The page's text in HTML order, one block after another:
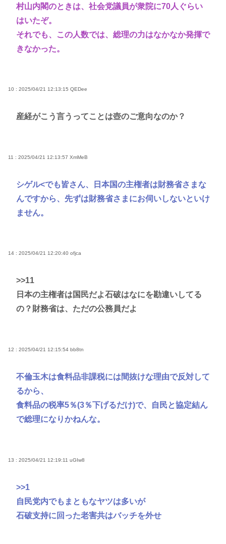
村山内閣のときは、社会党議員が衆院に70人ぐらい
はいたぞ。
それでも、この人数では、総理の力はなかなか発揮で
きなかった。
10 : 2025/04/21 12:13:15 QEDee
産経がこう言うってことは壺のご意向なのか？
11 : 2025/04/21 12:13:57 XmMeB
シゲル<でも皆さん、日本国の主権者は財務省さまな
んですから、先ずは財務省さまにお伺いしないといけ
ません。
14 : 2025/04/21 12:20:40 ofjca
>>11
日本の主権者は国民だよ石破はなにを勘違いしてる
の？財務省は、ただの公務員だよ
12 : 2025/04/21 12:15:54 bb8tn
不倫玉木は食料品非課税には間抜けな理由で反対して
るから、
食料品の税率5％(3％下げるだけ)で、自民と協定結ん
で総理になりかねんな。
13 : 2025/04/21 12:19:11 uGIw8
>>1
自民党内でもまともなヤツは多いが
石破支持に回った老害共はバッチを外せ